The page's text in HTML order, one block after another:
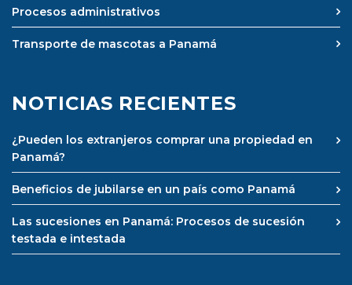
Procesos administrativos
Transporte de mascotas a Panamá
NOTICIAS RECIENTES
¿Pueden los extranjeros comprar una propiedad en
Panamá?
Beneficios de jubilarse en un país como Panamá
Las sucesiones en Panamá: Procesos de sucesión
testada e intestada